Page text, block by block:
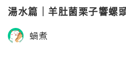
湯水篇｜羊肚菌栗子響螺
蝸煮